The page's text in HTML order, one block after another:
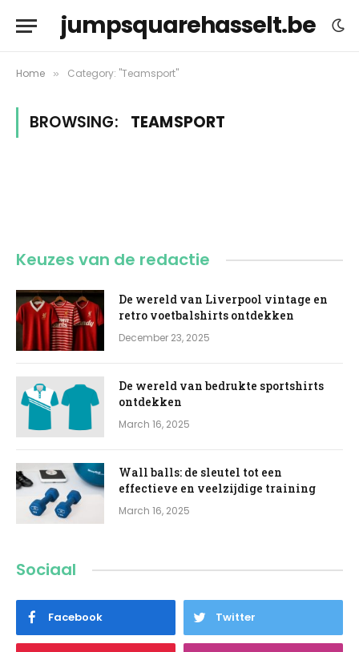
jumpsquarehasselt.be
Home » Category: "Teamsport"
BROWSING: TEAMSPORT
Keuzes van de redactie
De wereld van Liverpool vintage en
retro voetbalshirts ontdekken
December 23, 2025
De wereld van bedrukte sportshirts
ontdekken
March 16, 2025
Wall balls: de sleutel tot een
effectieve en veelzijdige training
March 16, 2025
Sociaal
Facebook Twitter